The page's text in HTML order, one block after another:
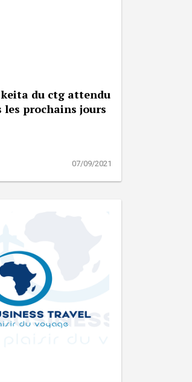
du ctg attendu
les prochains jours
07/09/2021